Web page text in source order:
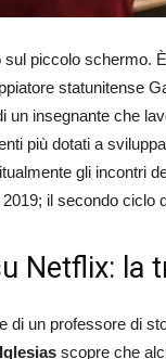
piccolo schermo.
statunitense
un insegnante che
più dotati a
gli incontri
il secondo ciclo
Netflix: la
di un professore di
scopre che